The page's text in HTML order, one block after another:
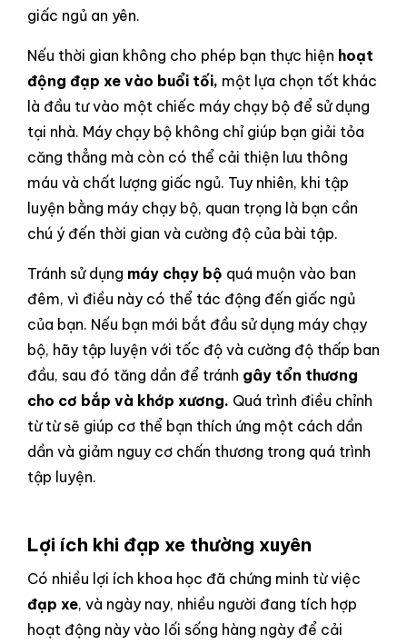
giấc ngủ an yên.
Nếu thời gian không cho phép bạn thực hiện hoạt
động đạp xe vào buổi tối, một lựa chọn tốt khác
là đầu tư vào một chiếc máy chạy bộ để sử dụng
tại nhà. Máy chạy bộ không chỉ giúp bạn giải tỏa
căng thẳng mà còn có thể cải thiện lưu thông
máu và chất lượng giấc ngủ. Tuy nhiên, khi tập
luyện bằng máy chạy bộ, quan trọng là bạn cần
chú ý đến thời gian và cường độ của bài tập.
Tránh sử dụng máy chạy bộ quá muộn vào ban
đêm, vì điều này có thể tác động đến giấc ngủ
của bạn. Nếu bạn mới bắt đầu sử dụng máy chạy
bộ, hãy tập luyện với tốc độ và cường độ thấp ban
đầu, sau đó tăng dần để tránh gây tổn thương
cho cơ bắp và khớp xương. Quá trình điều chỉnh
từ từ sẽ giúp cơ thể bạn thích ứng một cách dần
dần và giảm nguy cơ chấn thương trong quá trình
tập luyện.
Lợi ích khi đạp xe thường xuyên
Có nhiều lợi ích khoa học đã chứng minh từ việc
đạp xe, và ngày nay, nhiều người đang tích hợp
hoạt động này vào lối sống hàng ngày để cải